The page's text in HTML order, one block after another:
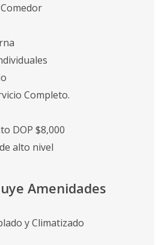
Completo.
DOP $8,000
alto nivel
Amenidades
y Climatizado